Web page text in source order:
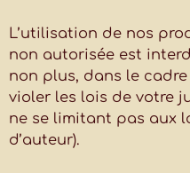
L’utilisation de nos
non autorisée est
non plus, dans le
violer les lois de votre
ne se limitant pas aux
d’auteur).